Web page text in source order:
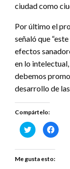
ciudad como
Por último el
señaló que
efectos
en lo
debemos
desarrollo de
Compártelo:
Haz
clic
en
Twitter
(Se
Haz
clic
Me gusta esto: